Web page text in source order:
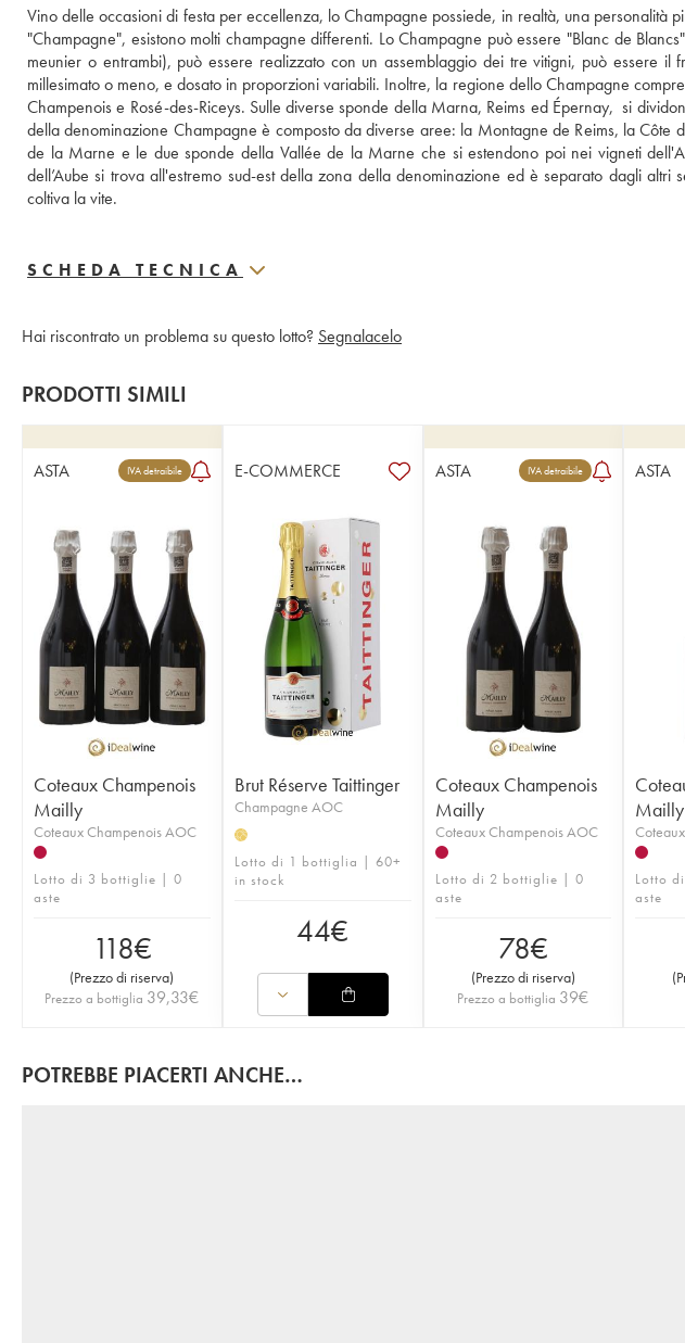
Vino delle occasioni di festa per eccellenza, lo Champagne possiede, in realtà, una personalità
"Champagne", esistono molti champagne differenti. Lo Champagne può essere "Blanc de
meunier o entrambi), può essere realizzato con un assemblaggio dei tre vitigni, può essere
millesimato o meno, e dosato in proporzioni variabili. Inoltre, la regione dello Champagne
Champenois e Rosé-des-Riceys. Sulle diverse sponde della Marna, Reims ed Épernay,  si
della denominazione Champagne è composto da diverse aree: la Montagne de Reims, la Côte
de la Marne e le due sponde della Vallée de la Marne che si estendono poi nei vigneti
dell’Aube si trova all'estremo sud-est della zona della denominazione ed è separato dagli
coltiva la vite.
SCHEDA TECNICA
Hai riscontrato un problema su questo lotto? Segnalacelo
PRODOTTI SIMILI
ASTA IVA detraibile
Coteaux Champenois
Mailly
Coteaux Champenois AOC
Lotto di 3 bottiglie | 0
aste
118€
(Prezzo di riserva)
Prezzo a bottiglia 39,33€
E-COMMERCE
Brut Réserve Taittinger
Champagne AOC
H
Lotto di 1 bottiglia | 60+
in stock
44€
ASTA IVA detraibile
Coteaux Champenois
Mailly
Coteaux Champenois AOC
Lotto di 2 bottiglie | 0
aste
78€
(Prezzo di riserva)
Prezzo a bottiglia 39€
ASTA
Mailly
Lotto
aste
(
POTREBBE PIACERTI ANCHE…